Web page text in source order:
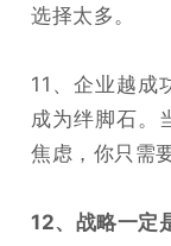
选择太多。
11、企业越成
成为绊脚石。
焦虑，你只需
12、战略一定